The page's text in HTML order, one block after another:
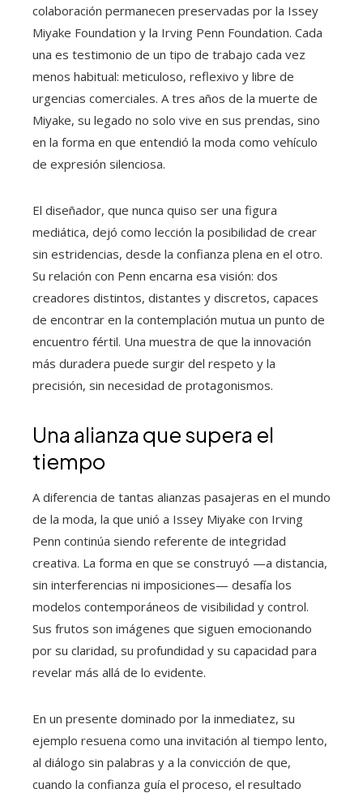
colaboración permanecen preservadas por la Issey
Miyake Foundation y la Irving Penn Foundation. Cada
una es testimonio de un tipo de trabajo cada vez
menos habitual: meticuloso, reflexivo y libre de
urgencias comerciales. A tres años de la muerte de
Miyake, su legado no solo vive en sus prendas, sino
en la forma en que entendió la moda como vehículo
de expresión silenciosa.
El diseñador, que nunca quiso ser una figura
mediática, dejó como lección la posibilidad de crear
sin estridencias, desde la confianza plena en el otro.
Su relación con Penn encarna esa visión: dos
creadores distintos, distantes y discretos, capaces
de encontrar en la contemplación mutua un punto de
encuentro fértil. Una muestra de que la innovación
más duradera puede surgir del respeto y la
precisión, sin necesidad de protagonismos.
Una alianza que supera el
tiempo
A diferencia de tantas alianzas pasajeras en el mundo
de la moda, la que unió a Issey Miyake con Irving
Penn continúa siendo referente de integridad
creativa. La forma en que se construyó —a distancia,
sin interferencias ni imposiciones— desafía los
modelos contemporáneos de visibilidad y control.
Sus frutos son imágenes que siguen emocionando
por su claridad, su profundidad y su capacidad para
revelar más allá de lo evidente.
En un presente dominado por la inmediatez, su
ejemplo resuena como una invitación al tiempo lento,
al diálogo sin palabras y a la convicción de que,
cuando la confianza guía el proceso, el resultado